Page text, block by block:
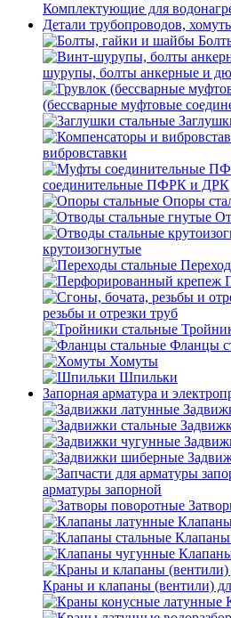
Комплектующие для
Детали трубопроводов,
шурупы, болты анкерные и
(бессварные муфтовые
вибровставки
соединительные ПФРК и ДРК
Опоры
крутоизогнутые
резьбы и отрезки труб
Фланцы
Хомуты
Шпильки
Запорная арматура и
арматуры запорной
Клапаны
Краны и клапаны (вентили)